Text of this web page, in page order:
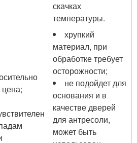
скачках
температуры.
цена;
хрупкий
материал, при
обработке требует
осторожности;
не подойдет для
основания и в
качестве дверей
для антресоли,
может быть